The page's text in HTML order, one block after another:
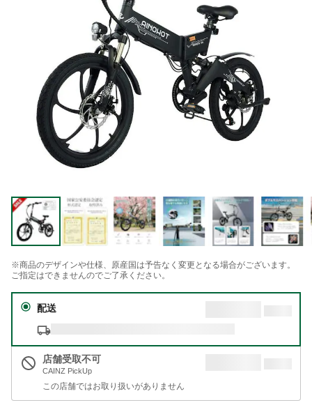
※商品のデザインや仕様、原産国は予告なく変更となる場合がございます。
ご指定はできませんのでご了承ください。
配送
店舗受取不可
CAINZ PickUp
この店舗ではお取り扱いがありません